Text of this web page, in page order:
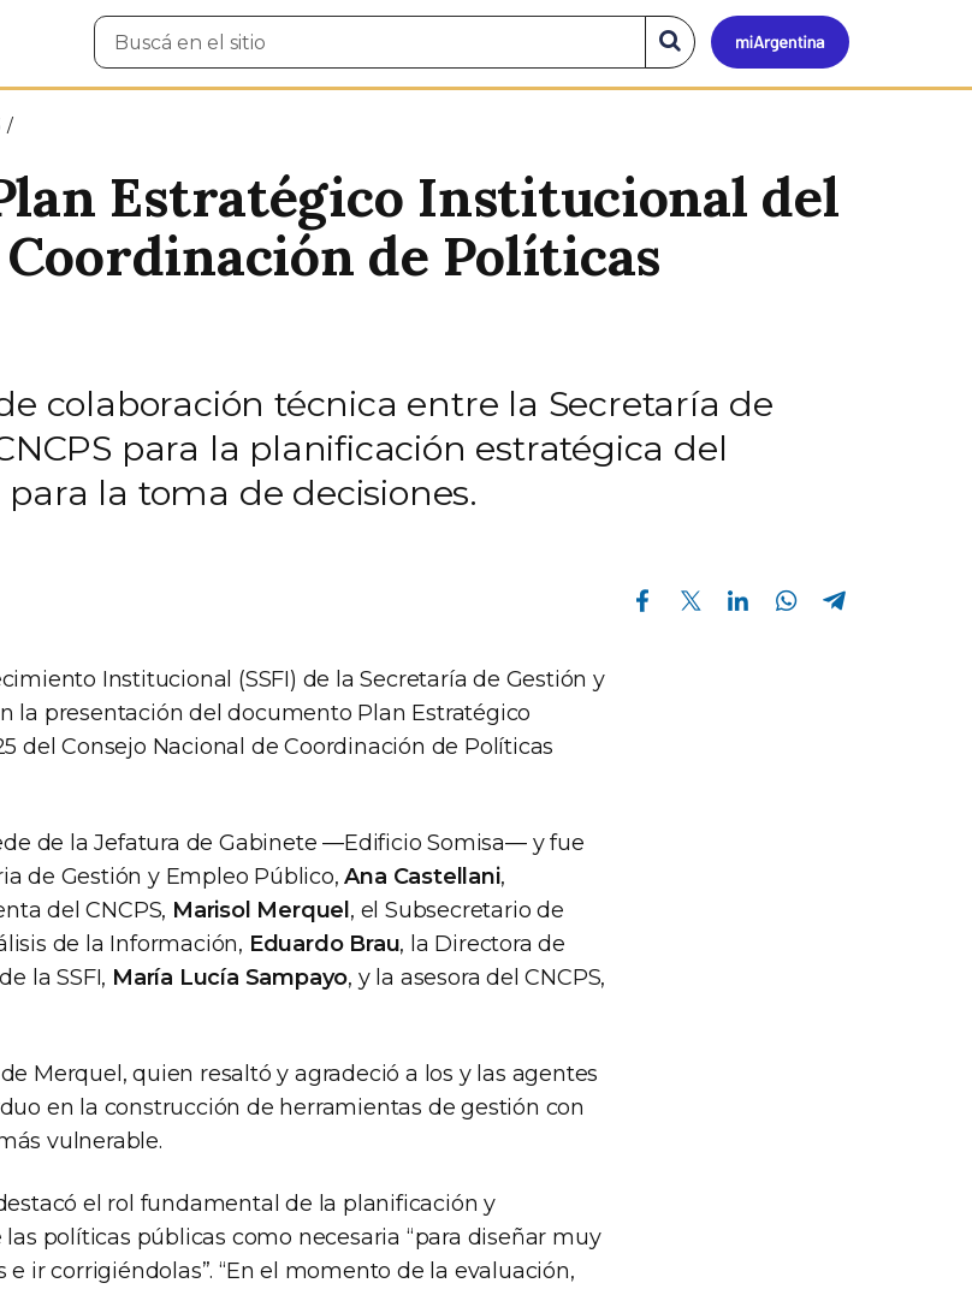
Mi
Buscar
en
Buscar
en
el
Estratégico Institucional del
de Políticas
colaboración técnica entre la Secretaría de
para la planificación estratégica del
la toma de decisiones.
Compartir en Facebook Compartir en Twitter Compartir en Linkedin Compartir en Whatsapp
Institucional (SSFI) de la Secretaría de Gestión y
la presentación del documento Plan Estratégico
del Consejo Nacional de Coordinación de Políticas
de la Jefatura de Gabinete —Edificio Somisa— y fue
de Gestión y Empleo Público,Ana Castellani,
del CNCPS, Marisol Merquel , el Subsecretario de
de la Información, Eduardo Brau, la Directora de
la SSFI, María Lucía Sampayo, y la asesora del CNCPS,
Merquel, quien resaltó y agradeció a los y las agentes
en la construcción de herramientas de gestión con
vulnerable.
el rol fundamental de la planificación y
políticas públicas como necesaria “para diseñar muy
ir corrigiéndolas”. “En el momento de la evaluación,